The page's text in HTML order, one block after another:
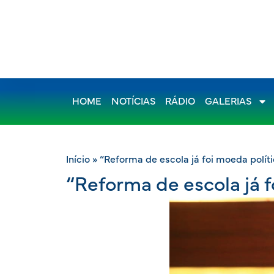
HOME NOTÍCIAS RÁDIO GALERIAS
Início » “Reforma de escola já foi moeda
“Reforma de escola já